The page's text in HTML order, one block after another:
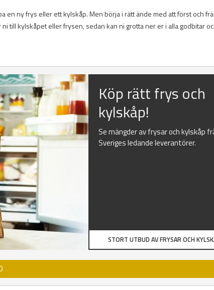
en ny frys eller ett kylskåp. Men börja i rätt ände med att först och
till kylskåpet eller frysen, sedan kan ni grotta ner er i alla godbitar
Köp rätt frys och
kylskåp!
Se mängder av frysar och kylskåp
Sveriges ledande leverantörer.
STORT UTBUD AV FRYSAR OCH